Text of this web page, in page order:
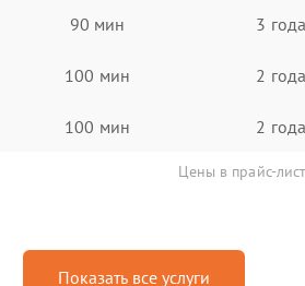
90 мин 3 года
100 мин 2 года
100 мин 2 года
Цены в прайс-
Показать все услуги